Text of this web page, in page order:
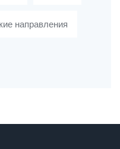
направления